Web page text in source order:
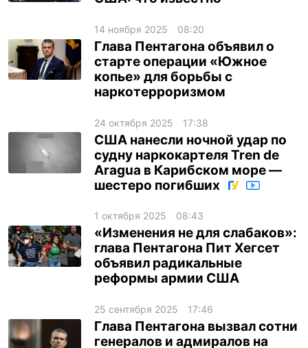
лонгриды
харьков
архив
gambling
14 ноября 2025 08:20
Глава Пентагона объявил о
старте операции «Южное
копье» для борьбы с
наркотерроризмом
24 октября 2025 17:38
США нанесли ночной удар по
судну наркокартеля Tren de
Aragua в Карибском море —
шестеро погибших
1 октября 2025 08:43
«Изменения не для слабаков»:
глава Пентагона Пит Хегсет
объявил радикальные
реформы армии США
25 сентября 2025 17:46
Глава Пентагона вызвал сотни
генералов и адмиралов на